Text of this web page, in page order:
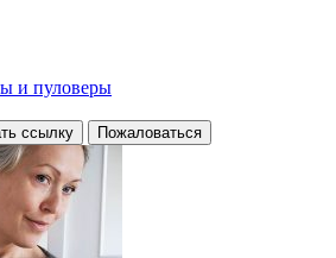
и пуловеры
ссылку Пожаловаться